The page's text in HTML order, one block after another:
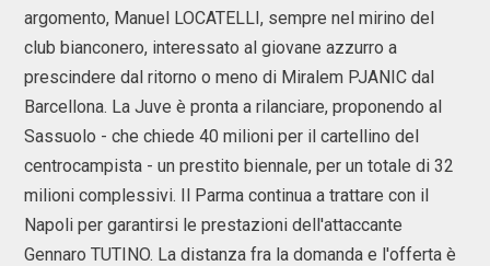
argomento, Manuel LOCATELLI, sempre nel mirino del
club bianconero, interessato al giovane azzurro a
prescindere dal ritorno o meno di Miralem PJANIC dal
Barcellona. La Juve è pronta a rilanciare, proponendo al
Sassuolo - che chiede 40 milioni per il cartellino del
centrocampista - un prestito biennale, per un totale di 32
milioni complessivi. Il Parma continua a trattare con il
Napoli per garantirsi le prestazioni dell'attaccante
Gennaro TUTINO. La distanza fra la domanda e l'offerta è